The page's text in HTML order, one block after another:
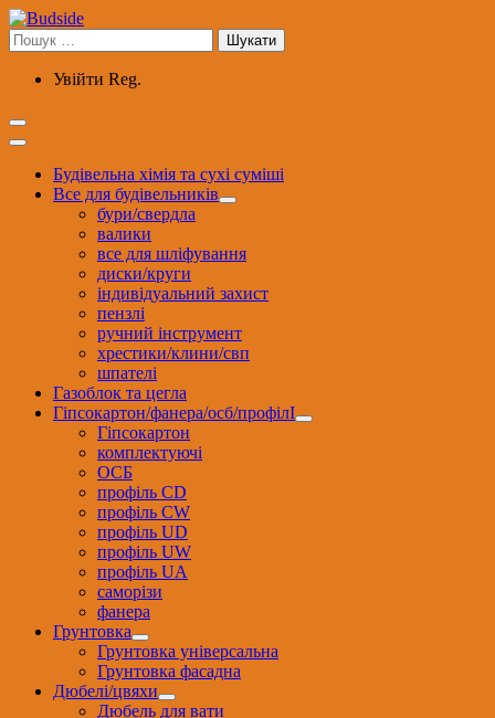
Перейти
до
вмісту
Пошук:
Увійти Reg.
Будівельна хімія та сухі суміші
Все для будівельників
бури/свердла
валики
все для шліфування
диски/круги
індивідуальний захист
пензлі
ручний інструмент
хрестики/клини/свп
шпателі
Газоблок та цегла
Гіпсокартон/фанера/осб/профілІ
Гіпсокартон
комплектуючі
ОСБ
профіль CD
профіль CW
профіль UD
профіль UW
профіль UА
саморізи
фанера
Грунтовка
Грунтовка універсальна
Грунтовка фасадна
Дюбелі/цвяхи
Дюбель для вати